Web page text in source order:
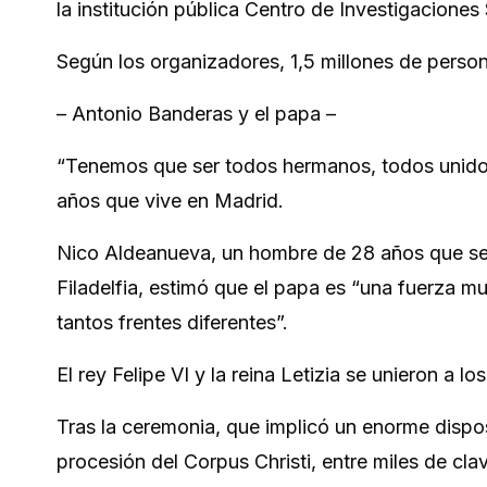
la institución pública Centro de
Según los organizadores, 1,5 millones de
– Antonio Banderas y el papa –
“Tenemos que ser todos hermanos, todos
años que vive en Madrid.
Nico Aldeanueva, un hombre de 28 años que
Filadelfia, estimó que el papa es “una fuerza
tantos frentes diferentes”.
El rey Felipe VI y la reina Letizia se unieron a
Tras la ceremonia, que implicó un enorme
procesión del Corpus Christi, entre miles de